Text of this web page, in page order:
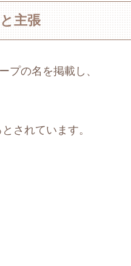
主張
プの名を掲載し、
されています。